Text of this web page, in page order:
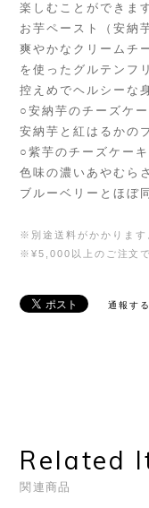
楽しむことができま
お芋ペースト（安納
爽やかなクリームチ
を使ったグルテンフ
控えめでヘルシーな
○安納芋のチーズケー
安納芋と紅はるかの
○紫芋のチーズケーキ
色味の濃いあやむら
ブルーベリーとほぼ
※別途送料がかかります
※¥5,000以上のご注文で
通報する
Related
関連商品